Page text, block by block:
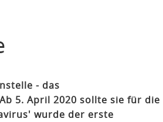
- das
5. April 2020 sollte sie für die
wurde der erste